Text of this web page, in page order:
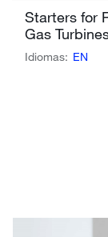
Starters for
Gas
Idiomas: EN